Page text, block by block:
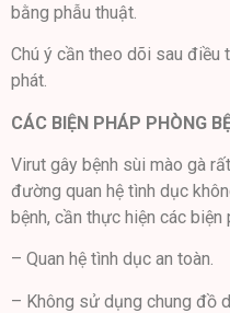
bằng phẫu thuật.
Chú ý cần theo dõi sau điều
phát.
CÁC BIỆN PHÁP PHÒNG
Virut gây bệnh sùi mào gà
đường quan hệ tình dục
bệnh, cần thực hiện các biện
– Quan hệ tình dục an toàn.
– Không sử dụng chung đồ